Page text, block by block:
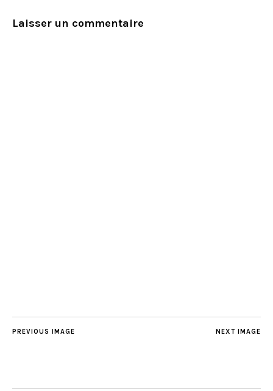
Laisser un commentaire
NEXT IMAGE
PREVIOUS IMAGE